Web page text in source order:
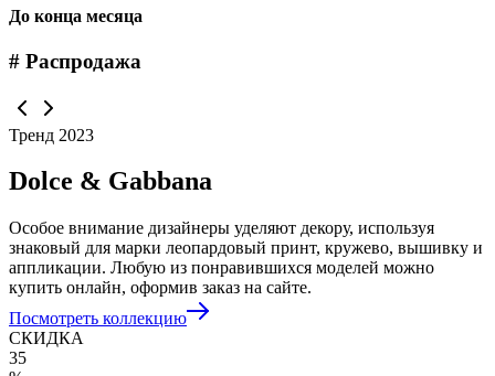
До конца месяца
# Распродажа
Тренд 2023
Dolce & Gabbana
Особое внимание дизайнеры уделяют декору, используя
знаковый для марки леопардовый принт, кружево, вышивку и
аппликации. Любую из понравившихся моделей можно
купить онлайн, оформив заказ на сайте.
Посмотреть коллекцию
СКИДКА
35